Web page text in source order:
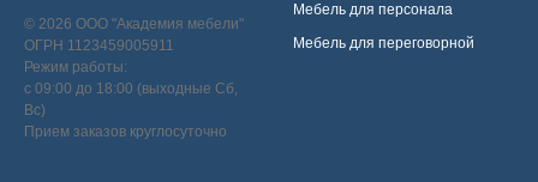
© 2026 ООО "Академия мебели"
ОГРН 1123459005911
Режим работы:
с 09:00 до 18:00 (выходные Сб,
Вс)
Прием заказов круглосуточно
Мебель для персонала
Мебель для переговорной